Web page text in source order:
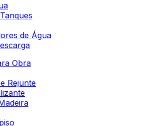
de Água
Obra
Rejunte